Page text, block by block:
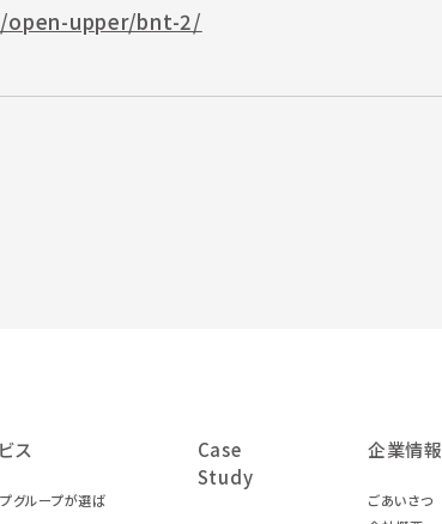
upper/bnt-2/
ス
グループが選ば
Case
Study
企業情報
ごあいさつ